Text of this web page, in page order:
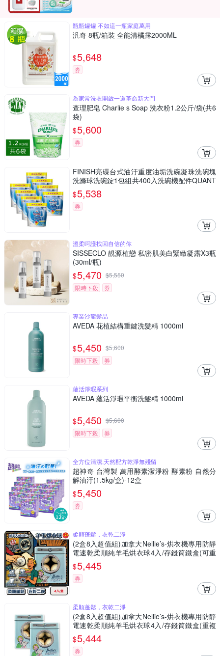
瓶瓶罐罐 不如這一瓶家庭萬用
汎奇 8瓶/箱裝 全能清橘露2000ML
$5,648
券
為家常洗衣開啟一道革命新大門
查理肥皂 Charlie s Soap 洗衣粉1.2公斤/袋(共6
袋)
$5,600
券
FINISH亮碟台式油汙重度油垢洗碗凝珠洗碗塊
洗滌球洗碗錠1包組共400入洗碗機配件QUANT
UM-8
$5,538
券
溫柔呵護找回自信的你
SISSECLO 靚源植戀 私密肌美白緊緻凝露X3瓶
(30ml/瓶)
$5,470 $5,550
限時下殺
券
專業沙龍髮品
AVEDA 花植結構重鍵洗髮精 1000ml
$5,450 $5,600
限時下殺
券
蘊活淨瑕系列
AVEDA 蘊活淨瑕平衡洗髮精 1000ml
$5,450 $5,600
限時下殺
券
全方位清潔,天然配方乾淨無殘留
超神奇 台灣製 萬用酵素潔淨粉 酵素粉 自然分
解油汙(1.5kg/盒)-12盒
$5,450
券
柔順蓬鬆，衣乾二淨
(2盒8入超值組)加拿大Nellie’s-烘衣機專用防靜
電速乾柔順純羊毛烘衣球4入/存錢筒鐵盒(可重
複使用約1000次,吸附毛絮防纏繞乾衣球)
$5,445
券
柔順蓬鬆，衣乾二淨
(2盒8入超值組)加拿大Nellie’s-烘衣機專用防靜
電速乾柔順純羊毛烘衣球4入/存錢筒鐵盒(重複
使用約1000次,吸附毛絮防纏繞乾衣球,環保可替
代柔軟劑與乾衣紙)
$5,444
券